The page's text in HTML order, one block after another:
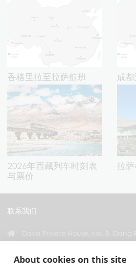
About cookies on this site
香格里拉至拉萨航班 成
2026年西藏列车时刻表
与票价
拉
联系我们
China
+86 18583346229